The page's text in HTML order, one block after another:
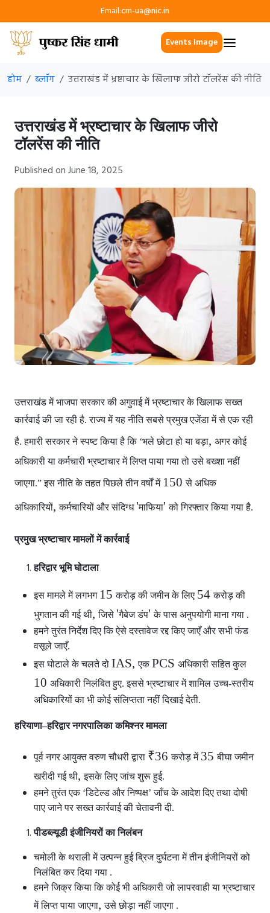
Email:cm-ua@nic.in
Events Image
होम ब्लॉग उत्तराखंड में भ्रष्टाचार के खिलाफ जीरो टॉलरेंस की नीति
उत्तराखंड में भ्रष्टाचार के खिलाफ जीरो
टॉलरेंस की नीति
Published on June 18, 2025
उत्तराखंड में भाजपा सरकार की अगुवाई में भ्रष्टाचार के खिलाफ सख्त
कार्रवाई की जा रही है. राज्य में यह नीति सबसे प्रमुख एजेंडा में से एक रही
है. हमारी सरकार ने स्पष्ट किया है कि ‘भले छोटा हो या बड़ा, अगर कोई
अधिकारी या कर्मचारी भ्रष्टाचार में लिप्त पाया गया तो उसे बख्शा नहीं
जाएगा.” इस नीति के तहत पिछले तीन वर्षों में 150से अधिक
अधिकारियों,कर्मचारियों और संदिग्ध 'माफिया'को गिरफ्तार किया गया है.
प्रमुख भ्रष्टाचार मामलों में कार्रवाई
हरिद्वार भूमि घोटाला
इस मामले में लगभग 15करोड़ की जमीन के लिए 54करोड़ की
भुगतान की गई थी,जिसे 'गैबेज डंप'के पास अनुपयोगी माना गया .
हमने तुरंत निर्देश दिए कि ऐसे दस्तावेज रद्द किए जाएँ और सभी फंड
वसूले जाएँ.
इस घोटाले के चलते दो IAS,एकPCS अधिकारी सहित कुल
10 अधिकारी निलंबित हुए. इससे भ्रष्टाचार में शामिल उच्च-स्तरीय
अधिकारियों का भी कोई संलिप्तता नहीं दिखाई देती.
हरियाणा–हरिद्वार नगरपालिका कमिश्नर मामला
पूर्व नगर आयुक्त वरुण चौधरी द्वारा ₹36करोड़ में 35बीघा जमीन
खरीदी गई थी,इसके लिए जांच शुरू हुई.
हमने तुरंत एक ‘डिटेल्ड और निष्पक्ष’ जाँच के आदेश दिए तथा दोषी
पाए जाने पर सख्त कार्रवाई की चेतावनी दी.
पीडब्ल्यूडी इंजीनियरों का निलंबन
चमोली के थराली में उत्पन्न हुई ब्रिज दुर्घटना में तीन इंजीनियरों को
निलंबित कर दिया गया .
हमने जिक्र किया कि कोई भी अधिकारी जो लापरवाही या भ्रष्टाचार
में लिप्त पाया जाएगा,उसे छोड़ा नहीं जाएगा .